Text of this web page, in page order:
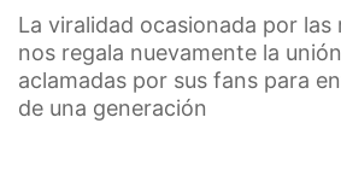
La viralidad ocasionada por las
nos regala nuevamente la
aclamadas por sus fans para
de una generación